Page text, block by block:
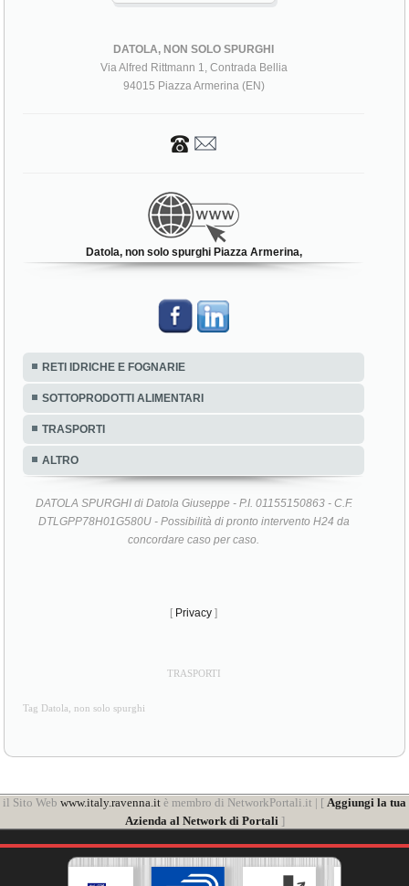
DATOLA, NON SOLO SPURGHI
Via Alfred Rittmann 1, Contrada Bellia
94015 Piazza Armerina (EN)
Datola, non solo spurghi Piazza Armerina,
RETI IDRICHE E FOGNARIE
SOTTOPRODOTTI ALIMENTARI
TRASPORTI
ALTRO
DATOLA SPURGHI di Datola Giuseppe - P.I. 01155150863 - C.F.
DTLGPP78H01G580U - Possibilità di pronto intervento H24 da
concordare caso per caso.
[ Privacy ]
TRASPORTI
Tag Datola, non solo spurghi
il Sito Web www.italy.ravenna.it è membro di NetworkPortali.it | [ Aggiungi la tua
Azienda al Network di Portali]